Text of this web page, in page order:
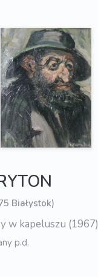
Białystok)
w kapeluszu (1967)
p.d.